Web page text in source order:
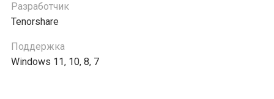
Разработчик
Tenorshare
Поддержка
Windows 11, 10, 8, 7